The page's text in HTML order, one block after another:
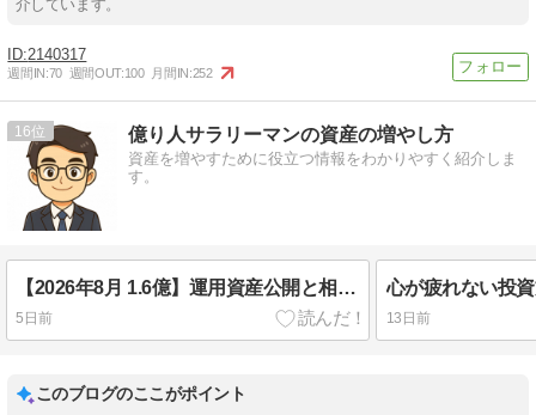
介しています。
2140317
週間IN:70 週間OUT:100 月間IN:252
16 億り人サラリーマンの資産の増やし方
資産を増やすために役立つ情報をわかりやすく紹介しま
す。
【2026年8月 1.6億】運用資産公開と相場状況確認
5日前 13日前
このブログのここがポイント